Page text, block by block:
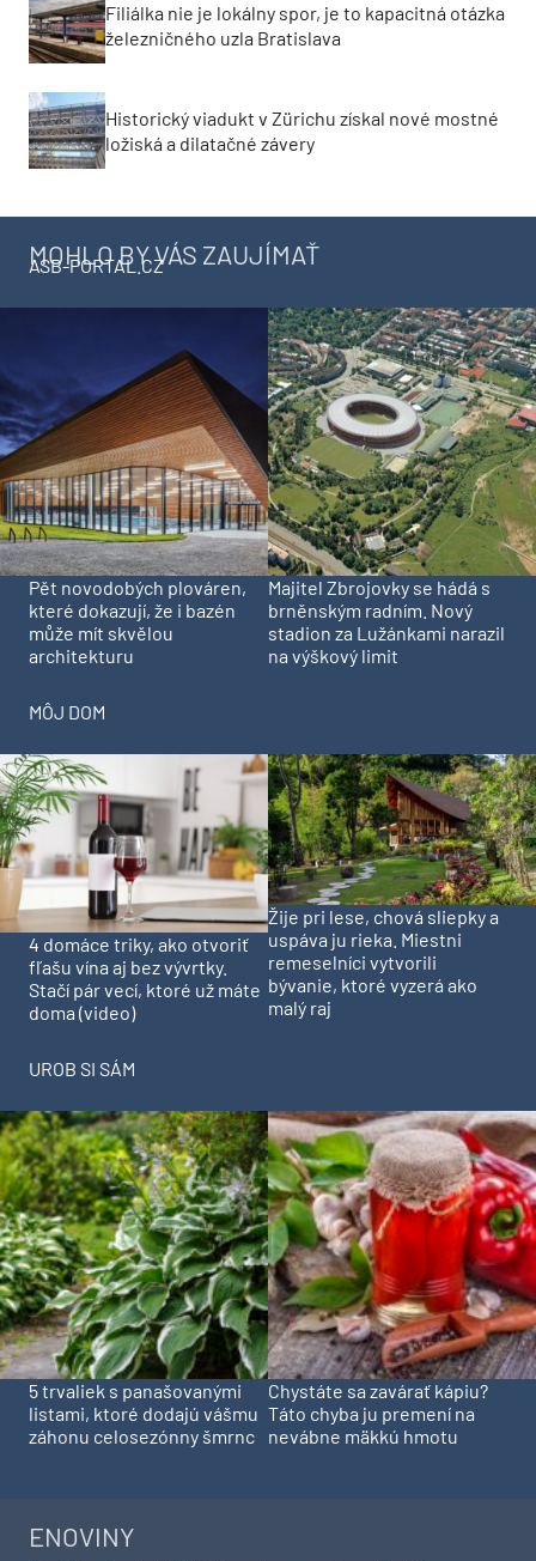
Filiálka nie je lokálny spor, je to kapacitná otázka
železničného uzla Bratislava
Historický viadukt v Zürichu získal nové mostné
ložiská a dilatačné závery
MOHLO BY VÁS ZAUJÍMAŤ
ASB-PORTAL.CZ
Pět novodobých plováren,
které dokazují, že i bazén
může mít skvělou
architekturu
Majitel Zbrojovky se hádá s
brněnským radním. Nový
stadion za Lužánkami narazil
na výškový limit
MÔJ DOM
4 domáce triky, ako otvoriť
fľašu vína aj bez vývrtky.
Stačí pár vecí, ktoré už máte
doma (video)
Žije pri lese, chová sliepky a
uspáva ju rieka. Miestni
remeselníci vytvorili
bývanie, ktoré vyzerá ako
malý raj
UROB SI SÁM
5 trvaliek s panašovanými
listami, ktoré dodajú vášmu
záhonu celosezónny šmrnc
Chystáte sa zavárať kápiu?
Táto chyba ju premení na
nevábne mäkkú hmotu
ENOVINY